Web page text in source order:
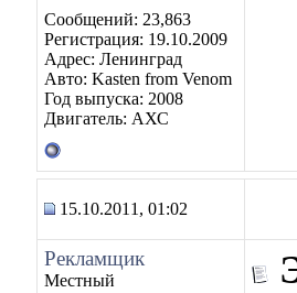
Сообщений: 23,863
Регистрация: 19.10.2009
Адрес: Ленинград
Авто: Kasten from Venom
Год выпуска: 2008
Двигатель: АХС
15.10.2011, 01:02
Рекламщик
Местный